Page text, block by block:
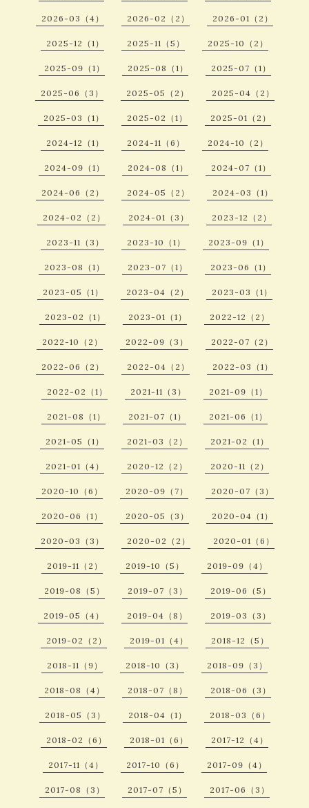
2026-03（4） 2026-02（2） 2026-01（2）
2025-12（1） 2025-11（5） 2025-10（2）
2025-09（1） 2025-08（1） 2025-07（1）
2025-06（3） 2025-05（2） 2025-04（2）
2025-03（1） 2025-02（1） 2025-01（2）
2024-12（1） 2024-11（6） 2024-10（2）
2024-09（1） 2024-08（1） 2024-07（1）
2024-06（2） 2024-05（2） 2024-03（1）
2024-02（2） 2024-01（3） 2023-12（2）
2023-11（3） 2023-10（1） 2023-09（1）
2023-08（1） 2023-07（1） 2023-06（1）
2023-05（1） 2023-04（2） 2023-03（1）
2023-02（1） 2023-01（1） 2022-12（2）
2022-10（2） 2022-09（3） 2022-07（2）
2022-06（2） 2022-04（2） 2022-03（1）
2022-02（1） 2021-11（3） 2021-09（1）
2021-08（1） 2021-07（1） 2021-06（1）
2021-05（1） 2021-03（2） 2021-02（1）
2021-01（4） 2020-12（2） 2020-11（2）
2020-10（6） 2020-09（7） 2020-07（3）
2020-06（1） 2020-05（3） 2020-04（1）
2020-03（3） 2020-02（2） 2020-01（6）
2019-11（2） 2019-10（5） 2019-09（4）
2019-08（5） 2019-07（3） 2019-06（5）
2019-05（4） 2019-04（8） 2019-03（3）
2019-02（2） 2019-01（4） 2018-12（5）
2018-11（9） 2018-10（3） 2018-09（3）
2018-08（4） 2018-07（8） 2018-06（3）
2018-05（3） 2018-04（1） 2018-03（6）
2018-02（6） 2018-01（6） 2017-12（4）
2017-11（4） 2017-10（6） 2017-09（4）
2017-08（3） 2017-07（5） 2017-06（3）